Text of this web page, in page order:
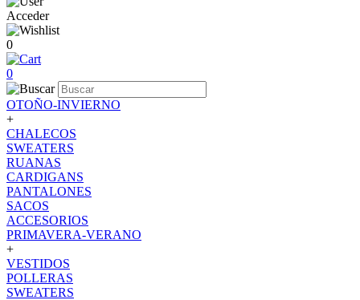
Acceder
0
0
OTOÑO-INVIERNO
+
CHALECOS
SWEATERS
RUANAS
CARDIGANS
PANTALONES
SACOS
ACCESORIOS
PRIMAVERA-VERANO
+
VESTIDOS
POLLERAS
SWEATERS